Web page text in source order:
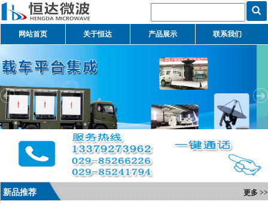
网站首页 关于恒达 产品展示 联系我们
新品推荐 更多 >>